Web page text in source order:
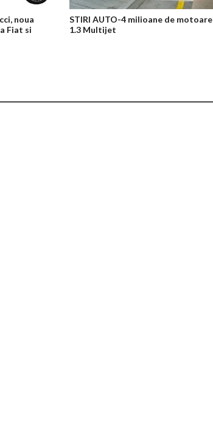
noua
Fiat si
STIRI AUTO-4 milioane de motoare
1.3 Multijet